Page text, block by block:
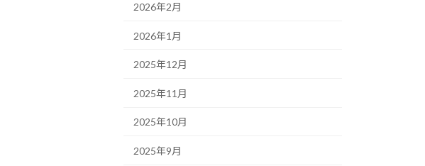
2026年2月
2026年1月
2025年12月
2025年11月
2025年10月
2025年9月